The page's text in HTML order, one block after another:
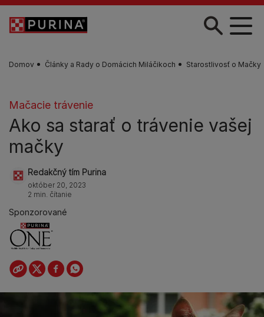
Skočiť na hlavný obsah
Domov Články a Rady o Domácich Miláčikoch Starostlivosť o Mačky
Mačacie trávenie
Ako sa starať o trávenie vašej
mačky
Redakčný tím Purina
október 20, 2023
2 min. čítanie
Sponzorované